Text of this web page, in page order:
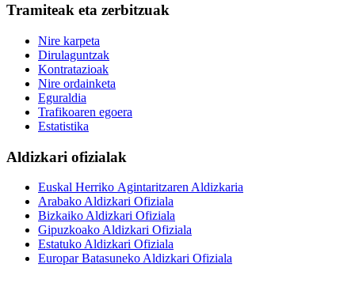
Tramiteak eta zerbitzuak
Nire karpeta
Dirulaguntzak
Kontratazioak
Nire ordainketa
Eguraldia
Trafikoaren egoera
Estatistika
Aldizkari ofizialak
Euskal Herriko Agintaritzaren Aldizkaria
Arabako Aldizkari Ofiziala
Bizkaiko Aldizkari Ofiziala
Gipuzkoako Aldizkari Ofiziala
Estatuko Aldizkari Ofiziala
Europar Batasuneko Aldizkari Ofiziala